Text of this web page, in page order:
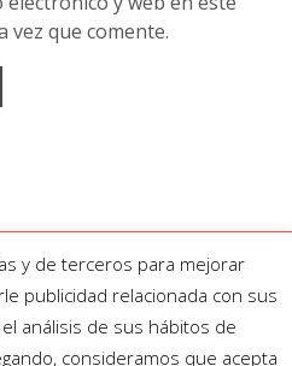
vez que comente.
y de terceros para mejorar
publicidad relacionada con sus
análisis de sus hábitos de
consideramos que acepta